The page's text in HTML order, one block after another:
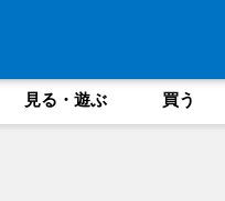
見る・遊ぶ 買う